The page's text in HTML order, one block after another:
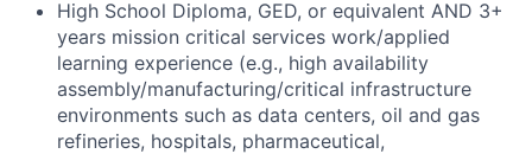
High School Diploma, GED, or equivalent AND 3+
years mission critical services work/applied
learning experience (e.g., high availability
assembly/manufacturing/critical infrastructure
environments such as data centers, oil and gas
refineries, hospitals, pharmaceutical,